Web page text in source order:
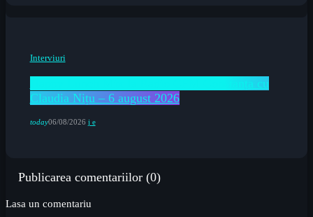
Interviuri
Happy Lunch Mix la Radio CFM Constanța cu
Claudia Nițu – 6 august 2026
today06/08/2026
Publicarea comentariilor (0)
Lasa un comentariu